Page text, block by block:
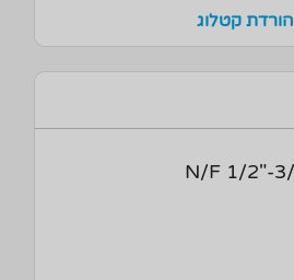
הורדת קטלוג